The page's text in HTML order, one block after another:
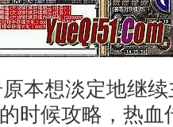
本想淡定地继
时候攻略，热血